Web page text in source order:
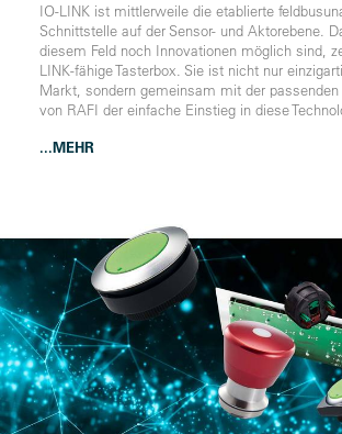
IO-LINK ist mittlerweile die etablierte
Schnittstelle auf der Sensor- und Aktorebene.
diesem Feld noch Innovationen möglich sind,
LINK-fähige Tasterbox. Sie ist nicht nur
Markt, sondern gemeinsam mit der passenden
von RAFI der einfache Einstieg in diese
...MEHR